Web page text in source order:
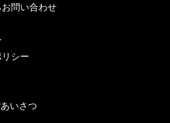
問い合わせ
シー
いさつ